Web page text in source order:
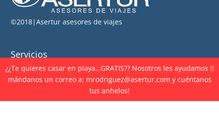
¿¿Te quieres casar en playa…GRATIS?? Nosotros les ayudamos !!
mándanos un correo a: mrodriguez@asertur.com y cuéntanos
tus anhelos!
©2018|Asertur asesores de viajes
Servicios
Viajes de Placer
Grupos y convenciones